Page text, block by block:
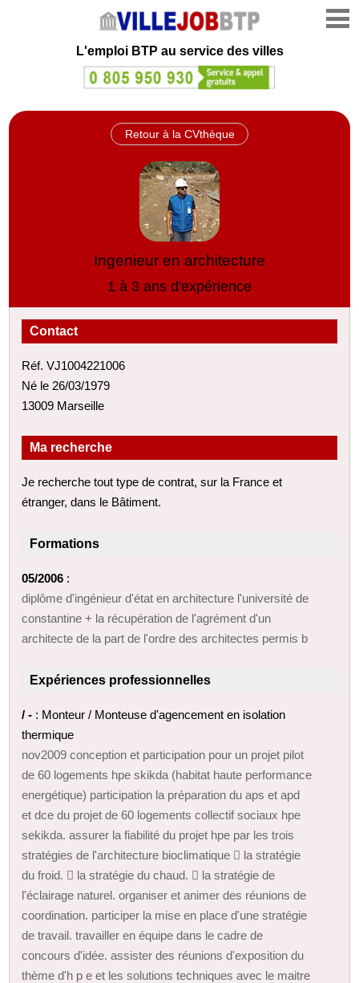
L'emploi BTP au service des villes
Retour à la CVthèque
Ingenieur en architecture
1 à 3 ans d'expérience
Contact
Réf. VJ1004221006
Né le 26/03/1979
13009 Marseille
Ma recherche
Je recherche tout type de contrat, sur la France et
étranger, dans le Bâtiment.
Formations
05/2006 :
diplôme d'ingénieur d'état en architecture l'université de
constantine + la récupération de l'agrément d'un
architecte de la part de l'ordre des architectes permis b
Expériences professionnelles
/ - : Monteur / Monteuse d'agencement en isolation
thermique
nov2009 conception et participation pour un projet pilot
de 60 logements hpe skikda (habitat haute performance
energétique) participation la préparation du aps et apd
et dce du projet de 60 logements collectif sociaux hpe
sekikda. assurer la fiabilité du projet hpe par les trois
stratégies de l'architecture bioclimatique  la stratégie
du froid.  la stratégie du chaud.  la stratégie de
l'éclairage naturel. organiser et animer des réunions de
coordination. participer la mise en place d'une stratégie
de travail. travailler en équipe dans le cadre de
concours d'idée. assister des réunions d'exposition du
thème d'h p e et les solutions techniques avec le maitre